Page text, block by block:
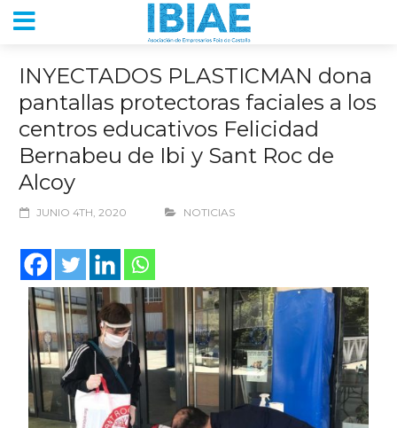
INYECTADOS PLASTICMAN dona
pantallas protectoras faciales a los
centros educativos Felicidad
Bernabeu de Ibi y Sant Roc de
Alcoy
JUNIO 4TH, 2020 NOTICIAS